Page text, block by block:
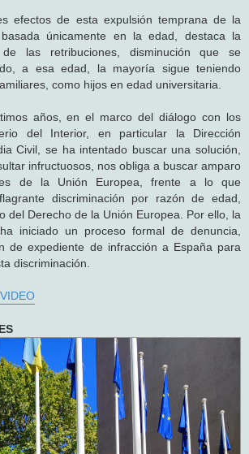
efectos de esta expulsión temprana de la
únicamente en la edad, destaca la
de las retribuciones, disminución que se
a esa edad, la mayoría sigue teniendo
como hijos en edad universitaria.
años, en el marco del diálogo con los
del Interior, en particular la Dirección
Civil, se ha intentado buscar una solución,
infructuosos, nos obliga a buscar amparo
de la Unión Europea, frente a lo que
discriminación por razón de edad,
del Derecho de la Unión Europea. Por ello, la
iniciado un proceso formal de denuncia,
de expediente de infracción a España para
discriminación.